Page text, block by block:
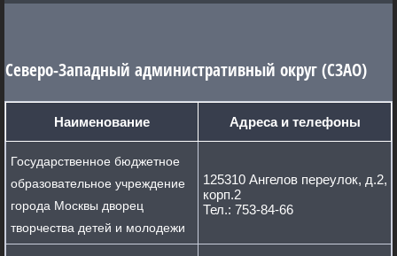
Северо-Западный административный округ (СЗАО)
Наименование Адреса и телефоны
Государственное бюджетное
образовательное учреждение
города Москвы дворец
творчества детей и молодежи
125310 Ангелов переулок, д.2,
корп.2
Тел.: 753-84-66